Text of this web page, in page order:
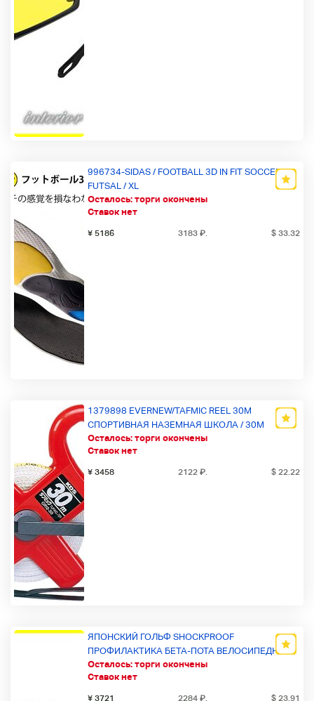
Осталось: торги окончены
Ставок нет
996734-SIDAS / FOOTBALL 3D IN FIT SOCCER
FUTSAL / XL
¥ 5186 3183 ₽. $ 33.32
Осталось: торги окончены
Ставок нет
1379898 EVERNEW/TAFMIC REEL 30M
СПОРТИВНАЯ НАЗЕМНАЯ ШКОЛА / 30M
¥ 3458 2122 ₽. $ 22.22
Осталось: торги окончены
Ставок нет
ЯПОНСКИЙ ГОЛЬФ SHOCKPROOF
ПРОФИЛАКТИКА БЕТА-ПОТА ВЕЛОСИПЕДНЫЙ
ПК МАТЕРИАЛ TR90 РЫБОЛОВНЫЙ НОСОВОЙ
ПОДУШЕЧНИК РЕГУЛИРУЕМЫЙ МОДНЫЙ
ГОРНЫЙ ПОДЪЕМ UV400 РАЗРЕЗ
¥ 3721 2284 ₽. $ 23.91